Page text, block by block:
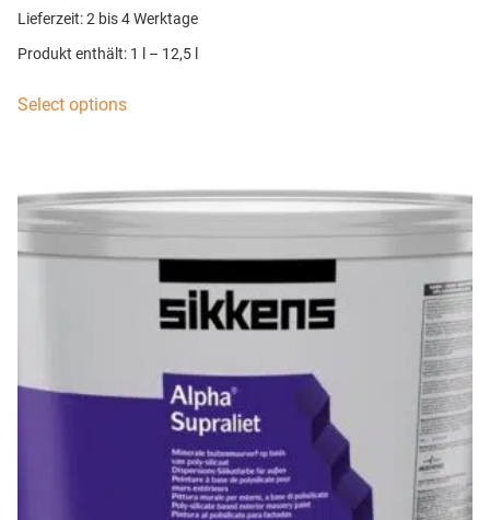
Lieferzeit:2 bis 4 Werktage
Produkt enthält: 1
– 12,5
Select options